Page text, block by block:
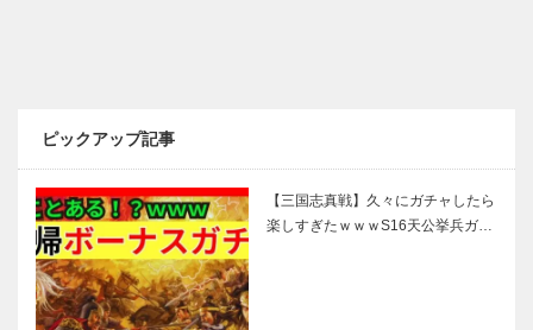
ピックアップ記事
【三国志真戦】久々にガチャしたら
楽しすぎたｗｗｗS16天公挙兵ガ…